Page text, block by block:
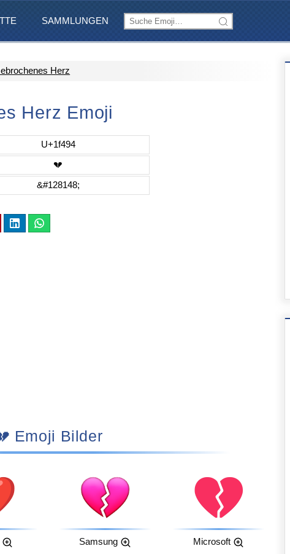
SAMMLUNGEN
Herz
Herz Emoji
U+1f494
💔
&#128148;
💔 Emoji Bilder
Samsung Microsoft